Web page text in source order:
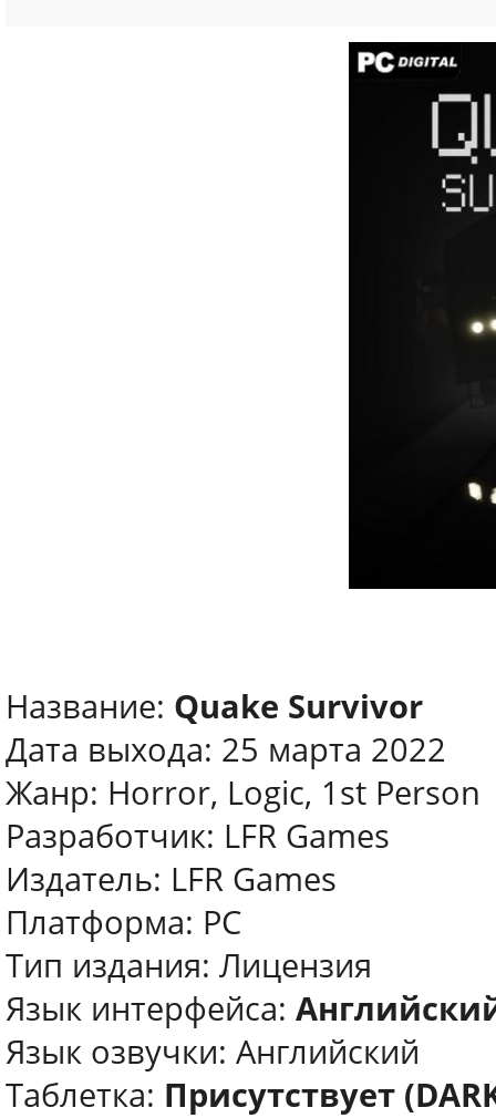
Название: Quake Survivor
Дата выхода: 25 марта 2022
Жанр: Horror, Logic, 1st Person
Разработчик: LFR Games
Издатель: LFR Games
Платформа: PC
Тип издания: Лицензия
Язык интерфейса:
Язык озвучки: Английский
Таблетка: Присутствует